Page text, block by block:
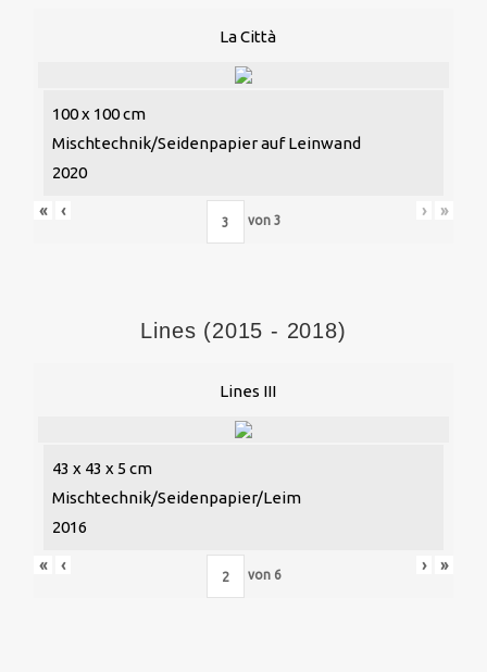
La Città
100 x 100 cm
Mischtechnik/Seidenpapier auf Leinwand
2020
« ‹
von 3
› »
Lines (2015 - 2018)
Lines III
43 x 43 x 5 cm
Mischtechnik/Seidenpapier/Leim
2016
« ‹
von 6
› »